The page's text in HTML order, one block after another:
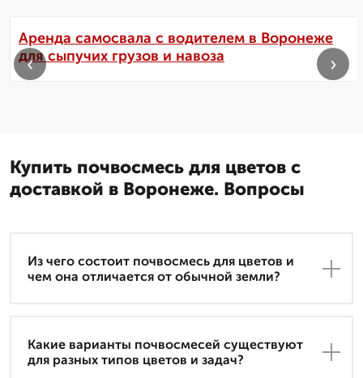
Аренда самосвала с водителем в Воронеже
для сыпучих грузов и навоза
‹ ›
Купить почвосмесь для цветов с
доставкой в Воронеже. Вопросы
Из чего состоит почвосмесь для цветов и
чем она отличается от обычной земли?
Какие варианты почвосмесей существуют
для разных типов цветов и задач?